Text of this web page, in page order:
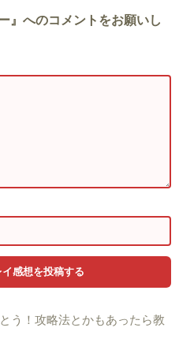
』へのコメントをお願いし
う！攻略法とかもあったら教